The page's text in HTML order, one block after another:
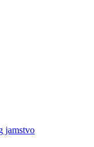
jamstvo